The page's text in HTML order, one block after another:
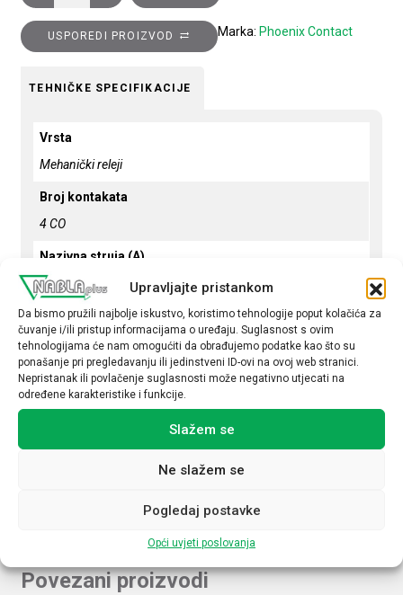
Upravljajte pristankom
Da bismo pružili najbolje iskustvo, koristimo tehnologije poput kolačića za
čuvanje i/ili pristup informacijama o uređaju. Suglasnost s ovim
tehnologijama će nam omogućiti da obrađujemo podatke kao što su
ponašanje pri pregledavanju ili jedinstveni ID-ovi na ovoj web stranici.
Nepristanak ili povlačenje suglasnosti može negativno utjecati na
određene karakteristike i funkcije.
Slažem se
Ne slažem se
Pogledaj postavke
Opći uvjeti poslovanja
USPOREDI PROIZVOD Marka: Phoenix Contact
TEHNIČKE SPECIFIKACIJE
Vrsta
Mehanički releji
Broj kontakata
4 CO
Nazivna struja (A)
6
Napon špule
110VDC
Indikacija uklopa
Da
Povezani proizvodi